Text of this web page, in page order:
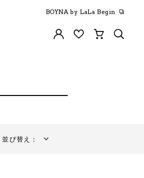
BOYNA by LaLa Begin
並び替え：